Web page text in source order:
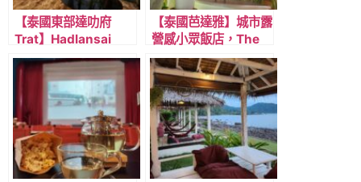
【泰國東部達叻府
Trat】Hadlansai
Resort，遠離塵囂，
觀星看海，海天一色的
海景渡假村!
【泰國芭達雅】城市露
營感小眾飯店，The
Pattaya
Glampper，平均一人
一晚泰銖1500有找~